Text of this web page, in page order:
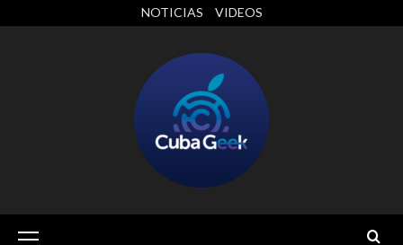
NOTICIAS VIDEOS